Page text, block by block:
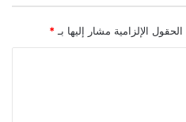
الحقول الإلزامية مشار إليها بـ *